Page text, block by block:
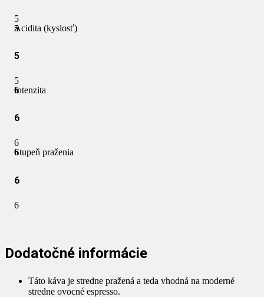
5
Acidita (kyslosť)
5
5
5
Intenzita
6
6
6
Stupeň praženia
6
6
6
Dodatočné informácie
Táto káva je stredne pražená a teda vhodná na moderné
stredne ovocné espresso.